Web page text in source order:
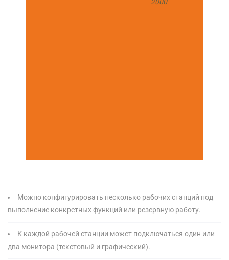
Можно конфигурировать несколько рабочих станций под
выполнение конкретных функций или резервную работу.
К каждой рабочей станции может подключаться один или
два монитора (текстовый и графический).